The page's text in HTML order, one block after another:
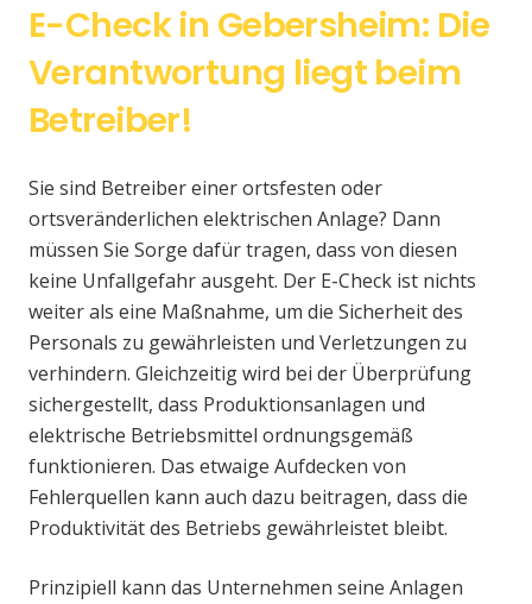
E-Check in Gebersheim: Die
Verantwortung liegt beim
Betreiber!
Sie sind Betreiber einer ortsfesten oder
ortsveränderlichen elektrischen Anlage? Dann
müssen Sie Sorge dafür tragen, dass von diesen
keine Unfallgefahr ausgeht. Der E-Check ist nichts
weiter als eine Maßnahme, um die Sicherheit des
Personals zu gewährleisten und Verletzungen zu
verhindern. Gleichzeitig wird bei der Überprüfung
sichergestellt, dass Produktionsanlagen und
elektrische Betriebsmittel ordnungsgemäß
funktionieren. Das etwaige Aufdecken von
Fehlerquellen kann auch dazu beitragen, dass die
Produktivität des Betriebs gewährleistet bleibt.
Prinzipiell kann das Unternehmen seine Anlagen